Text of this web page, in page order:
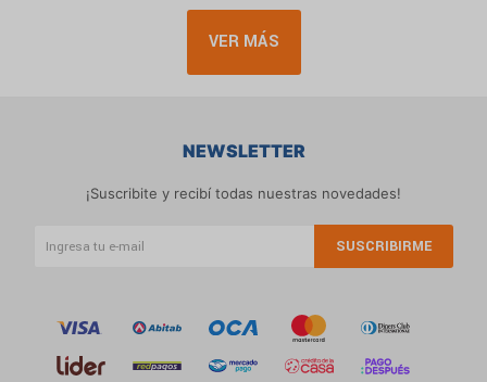
VER MÁS
NEWSLETTER
¡Suscribite y recibí todas nuestras novedades!
SUSCRIBIRME